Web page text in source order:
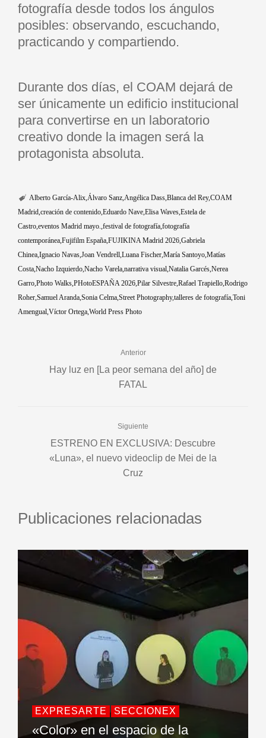
fotografía desde todos los ángulos
posibles: observando, escuchando,
practicando y compartiendo.
Durante dos días, el COAM dejará de
ser únicamente un edificio institucional
para convertirse en un laboratorio
creativo donde la imagen será la
protagonista absoluta.
Alberto García-Alix Álvaro Sanz Angélica Dass Blanca del Rey COAM
Madrid creación de contenido Eduardo Nave Elisa Waves Estela de
Castro eventos Madrid mayo. festival de fotografía fotografía
contemporánea Fujifilm España FUJIKINA Madrid 2026 Gabriela
Chinea Ignacio Navas Joan Vendrell Luana Fischer María Santoyo Matías
Costa Nacho Izquierdo Nacho Varela narrativa visual Natalia Garcés Nerea
Garro Photo Walks PHotoESPAÑA 2026 Pilar Silvestre Rafael Trapiello Rodrigo
Roher Samuel Aranda Sonia Celma Street Photography talleres de fotografía Toni
Amengual Víctor Ortega World Press Photo
Anterior
Hay luz en [La peor semana del año] de
FATAL
Siguiente
ESTRENO EN EXCLUSIVA: Descubre
«Luna», el nuevo videoclip de Mei de la
Cruz
Publicaciones relacionadas
EXPRESARTE SECCIONEX
«Color» en el espacio de la